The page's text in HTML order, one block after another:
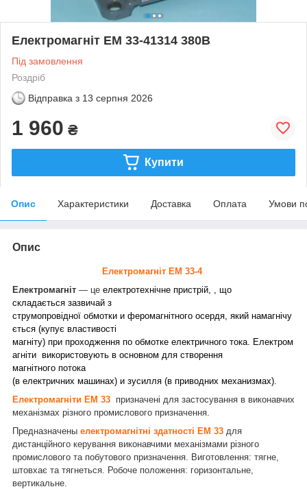
Електромагніт ЕМ 33-41314 380В
Під замовлення
Роздріб
Відправка з 13 серпня 2026
1 960 ₴
Купити
Опис Характеристики Доставка Оплата Умови
Опис
Електромагніт ЕМ 33-4
Електромагніт — це електротехнічне пристрій, , що
складається зазвичай з
струмопровідної обмотки и феромагнітного осердя, який намагнічу
ється (купує властивості
магніту) при проходження по обмотке електричного тока. Електром
агніти використовують в основном для створення
магнітного потока
(в електричних машинах) и зусилля (в приводних механизмах).
Електромагніти ЕМ 33 призначені для застосування в виконавчих
механізмах різного промислового призначення.
Предназначены електромагнітні здатності ЕМ 33 для
дистанційного керування виконавчими механізмами різного
промислового та побутового призначення. Виготовлення: тягне,
штовхає та тягнеться. Робоче положення: горизонтальне,
вертикальне.